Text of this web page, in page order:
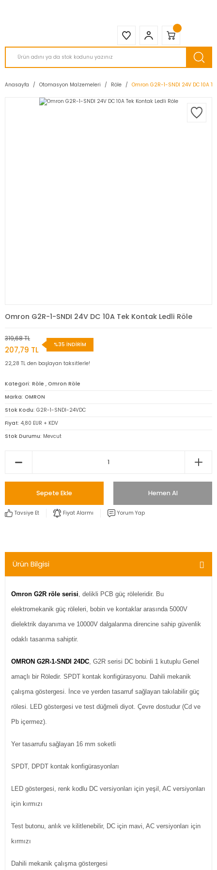
Anasayfa Otomasyon Malzemeleri Röle Omron G2R-1-SNDI 24V DC 10A
Omron G2R-1-SNDI 24V DC 10A Tek Kontak Ledli Röle
319,68 TL
207,79 TL
%35 İNDİRİM
22,28 TL den başlayan taksitlerle!
Kategori Röle , Omron Röle
Marka OMRON
Stok Kodu G2R-1-SNDI-24VDC
Fiyat 4,80 EUR + KDV
Stok Durumu Mevcut
Sepete Ekle Hemen Al
Tavsiye Et Fiyat Alarmı Yorum Yap
Ürün Bilgisi
Omron G2R röle serisi, delikli PCB güç röleleridir. Bu
elektromekanik güç röleleri, bobin ve kontaklar arasında 5000V
dielektrik dayanıma ve 10000V dalgalanma direncine sahip güvenlik
odaklı tasarıma sahiptir.
OMRON G2R-1-SNDI 24DC, G2R serisi DC bobinli 1 kutuplu Genel
amaçlı bir Röledir. SPDT kontak konfigürasyonu. Dahili mekanik
çalışma göstergesi. İnce ve yerden tasarruf sağlayan takılabilir güç
rölesi. LED göstergesi ve test düğmeli diyot. Çevre dostudur (Cd ve
Pb içermez).
Yer tasarrufu sağlayan 16 mm soketli
SPDT, DPDT kontak konfigürasyonları
LED göstergesi, renk kodlu DC versiyonları için yeşil, AC versiyonları
için kırmızı
Test butonu, anlık ve kilitlenebilir, DC için mavi, AC versiyonları için
kırmızı
Dahili mekanik çalışma göstergesi